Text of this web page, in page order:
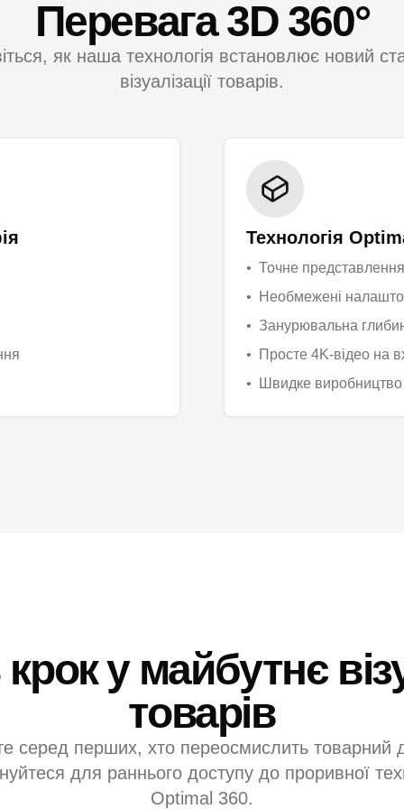
Перевага 3D 360°
як наша технологія встановлює новий
візуалізації товарів.
Технологія
• Точне
•
Необмежені
• Занурювальна
•
Просте 4K-відео на
•
Швидке виробництво
у майбутнє
товарів
серед перших, хто переосмислить товарний
для раннього доступу до проривної
Optimal 360.